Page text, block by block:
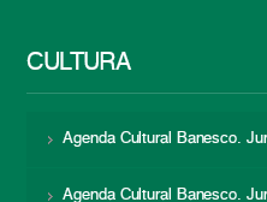
CULTURA
Agenda Cultural Banesco.
Agenda Cultural Banesco.